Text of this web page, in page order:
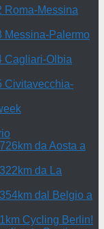
Roma-Messina
Messina-Palermo
Cagliari-Olbia
Civitavecchia-
da Aosta a
da La
dal Belgio a
Cycling Berlin!